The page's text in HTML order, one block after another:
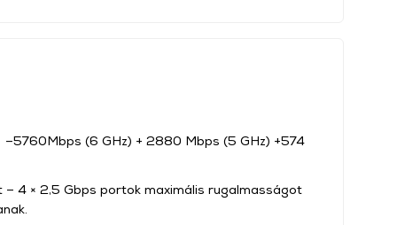
(6 GHz) + 2880 Mbps (5 GHz) +574
4 × 2,5 Gbps portok maximális rugalmasságot